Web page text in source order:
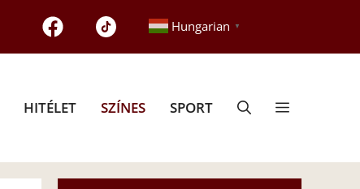
Hungarian ▼
HITÉLET SZÍNES SPORT